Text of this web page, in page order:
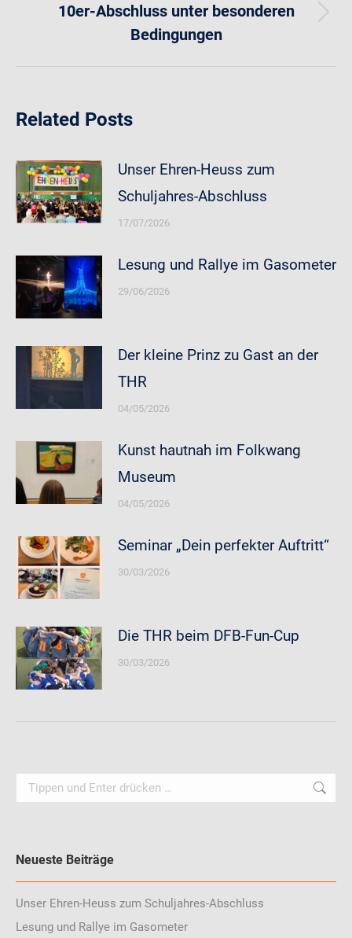
10er-Abschluss unter besonderen
Bedingungen
Related Posts
Unser Ehren-Heuss zum
Schuljahres-Abschluss
17/07/2026
Lesung und Rallye im Gasometer
29/06/2026
Der kleine Prinz zu Gast an der
THR
04/05/2026
Kunst hautnah im Folkwang
Museum
04/05/2026
Seminar „Dein perfekter Auftritt“
30/03/2026
Die THR beim DFB-Fun-Cup
30/03/2026
Search:
Neueste Beiträge
Unser Ehren-Heuss zum Schuljahres-Abschluss
Lesung und Rallye im Gasometer